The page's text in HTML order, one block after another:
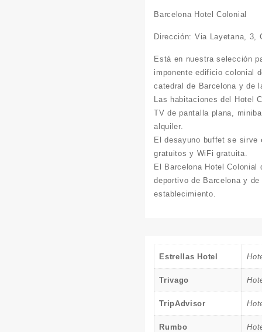
Barcelona Hotel Colonial
Dirección: Via Layetana, 3,
Está en nuestra selección
imponente edificio colonial
catedral de Barcelona y de
Las habitaciones del Hotel
TV de pantalla plana,
alquiler.
El desayuno buffet se sirve
gratuitos y WiFi gratuita.
El Barcelona Hotel
deportivo de Barcelona y
establecimiento.
Estrellas Hotel
Trivago
TripAdvisor
Rumbo